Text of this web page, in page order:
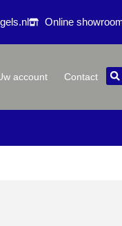
Online
account Contact